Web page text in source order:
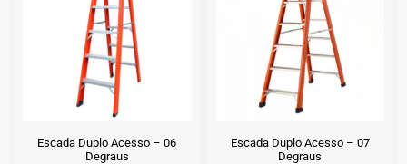
Escada Duplo Acesso – 06
Degraus
Escada Duplo Acesso – 07
Degraus